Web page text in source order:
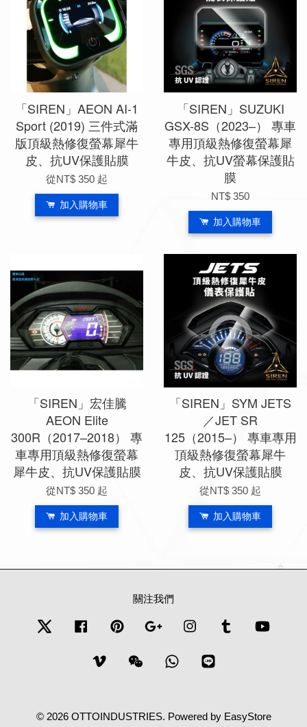
「SIREN」AEON AI-1
Sport (2019) 三件式滿
版頂級熱修復螢幕犀牛
皮、抗UV保護貼膜
從NT$ 350 起
加入購物車
「SIREN」SUZUKI
GSX-8S（2023–） 專車
專用頂級熱修復螢幕犀
牛皮、抗UV螢幕保護貼
膜
NT$ 350
加入購物車
「SIREN」宏佳騰
AEON Elite
300R（2017–2018） 專
車專用頂級熱修復螢幕
犀牛皮、抗UV保護貼膜
從NT$ 350 起
加入購物車
「SIREN」SYM JETS
／JET SR
125（2015–） 專車專用
頂級熱修復螢幕犀牛
皮、抗UV保護貼膜
從NT$ 350 起
加入購物車
關注我們
Twitter Facebook Pinterest Google Instagram Tumblr
Vimeo Wechat Whatsapp
© 2026 OTTOINDUSTRIES. Powered by EasyStore